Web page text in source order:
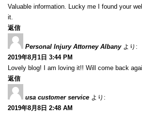
Valuable information. Lucky me I found your
it.
返信
Personal Injury Attorney Albany より:
2019年8月1日 3:44 PM
Lovely blog! I am loving it!! Will come back
返信
usa customer service より:
2019年8月8日 2:48 AM